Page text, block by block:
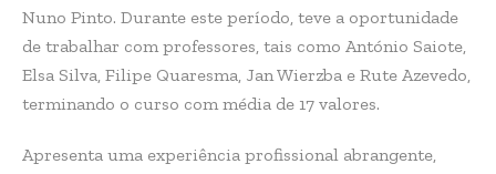
Nuno Pinto. Durante este período, teve a oportunidade
de trabalhar com professores, tais como António Saiote,
Elsa Silva, Filipe Quaresma, Jan Wierzba e Rute Azevedo,
terminando o curso com média de 17 valores.
Apresenta uma experiência profissional abrangente,